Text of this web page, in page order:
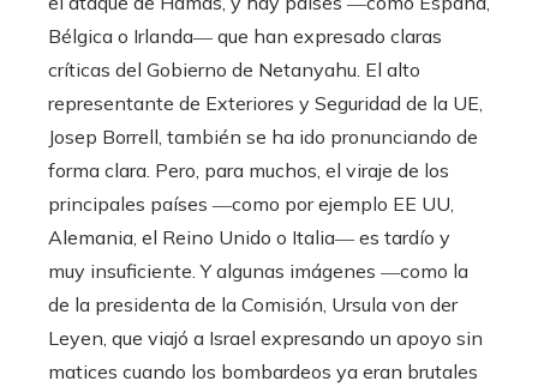
Bélgica o Irlanda― que han expresado claras
críticas del Gobierno de Netanyahu. El alto
representante de Exteriores y Seguridad de la UE,
Josep Borrell, también se ha ido pronunciando de
forma clara. Pero, para muchos, el viraje de los
principales países ―como por ejemplo EE UU,
Alemania, el Reino Unido o Italia― es tardío y
muy insuficiente. Y algunas imágenes ―como la
de la presidenta de la Comisión, Ursula von der
Leyen, que viajó a Israel expresando un apoyo sin
matices cuando los bombardeos ya eran brutales